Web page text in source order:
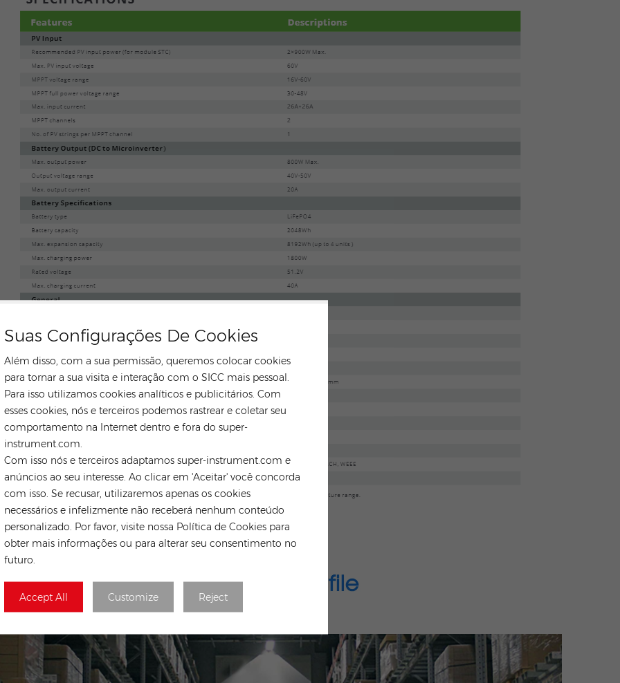
Suas Configurações De Cookies
Além disso, com a sua permissão, queremos colocar cookies
para tornar a sua visita e interação com o SICC mais pessoal.
Para isso utilizamos cookies analíticos e publicitários. Com
esses cookies, nós e terceiros podemos rastrear e coletar seu
comportamento na Internet dentro e fora do super-
instrument.com.
Com isso nós e terceiros adaptamos super-instrument.com e
anúncios ao seu interesse. Ao clicar em 'Aceitar' você concorda
com isso. Se recusar, utilizaremos apenas os cookies
necessários e infelizmente não receberá nenhum conteúdo
personalizado. Por favor, visite nossa Política de Cookies para
obter mais informações ou para alterar seu consentimento no
futuro.
Accept All Customize Reject